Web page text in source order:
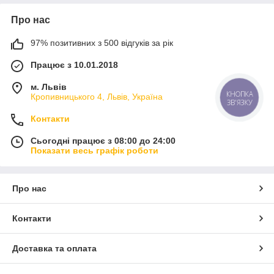
Про нас
97% позитивних з 500 відгуків за рік
Працює з 10.01.2018
м. Львів
Кропивницького 4, Львів, Україна
Контакти
Сьогодні працює з 08:00 до 24:00
Показати весь графік роботи
Про нас
Контакти
Доставка та оплата
КНОПКА
ЗВ'ЯЗКУ